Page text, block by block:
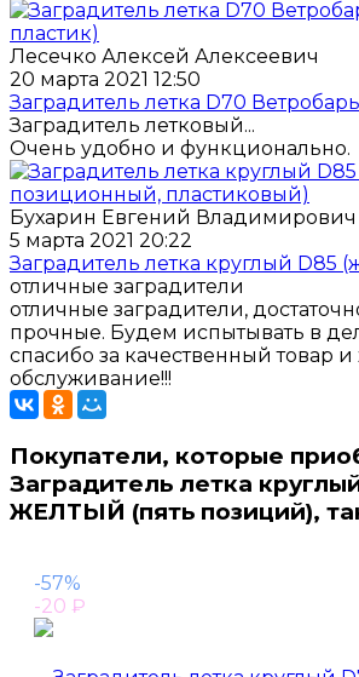
Лесечко Алексей Алексеевич
20 марта 2021 12:50
Заградитель летка D70
Заградитель летковый...
Очень удобно и функционально.
Бухарин Евгений Владимирович
5 марта 2021 20:22
Заградитель летка круглый D85
отличные заградители
отличные заградители,
прочные. Будем испытывать в
спасибо за качественный товар
обслуживание!!!
Покупатели, которые
Заградитель летка
ЖЕЛТЫЙ (пять позиций),
-57%
-20 ₽